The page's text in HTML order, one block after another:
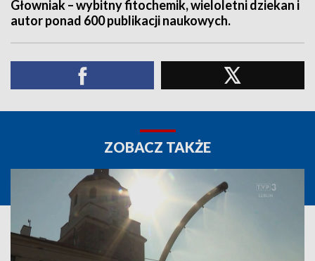
Głowniak – wybitny fitochemik, wieloletni dziekan i
autor ponad 600 publikacji naukowych.
ZOBACZ TAKŻE